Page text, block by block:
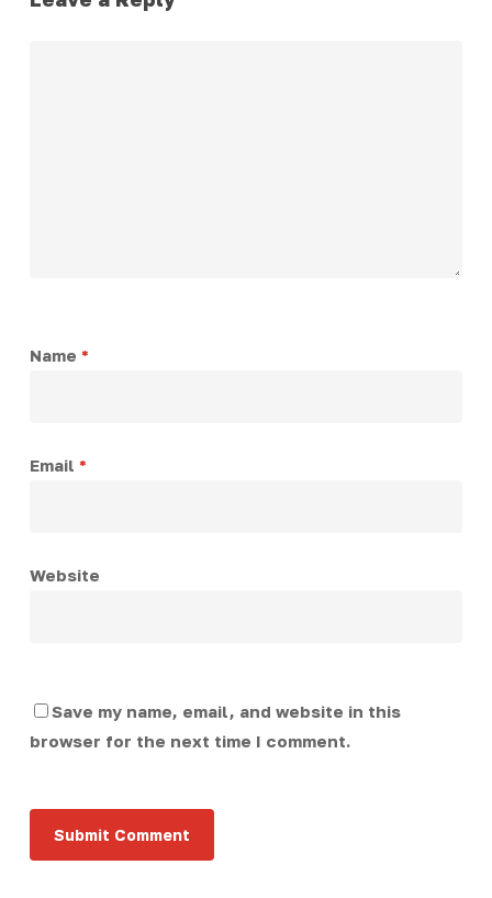
Name *
Email *
Website
Save my name, email, and website in this
browser for the next time I comment.